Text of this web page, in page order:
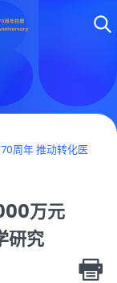
周年 推动转化医
万元
研究